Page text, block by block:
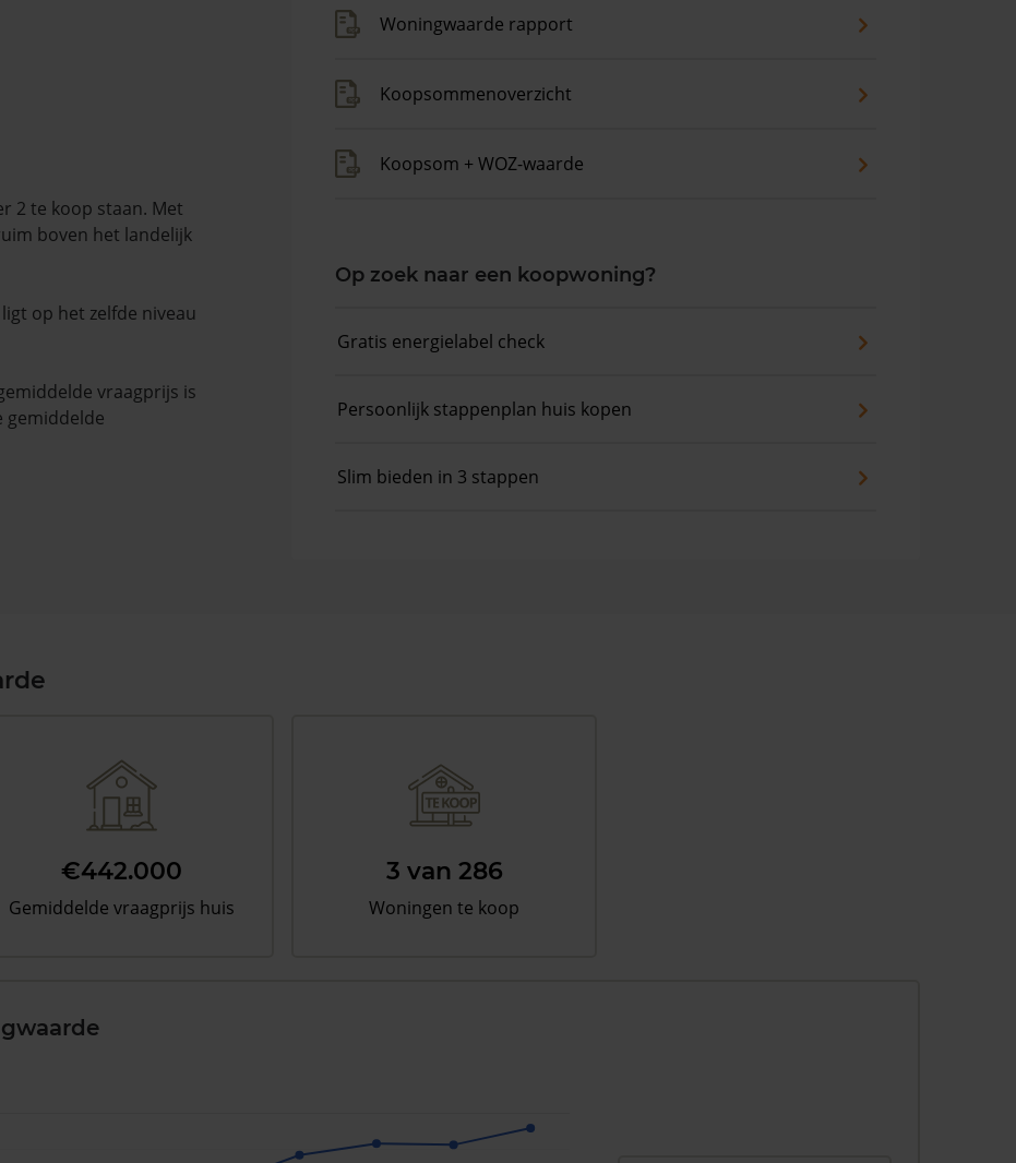
2 te koop staan. Met
boven het landelijk
op het zelfde niveau
vraagprijs is
gemiddelde
Woningwaarde rapport
Koopsommenoverzicht
Koopsom + WOZ-waarde
Op zoek naar een koopwoning?
Gratis energielabel check
Persoonlijk stappenplan huis kopen
Slim bieden in 3 stappen
€442.000
Gemiddelde vraagprijs huis
3 van 286
Woningen te koop